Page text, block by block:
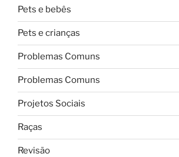
Pets e bebês
Pets e crianças
Problemas Comuns
Problemas Comuns
Projetos Sociais
Raças
Revisão